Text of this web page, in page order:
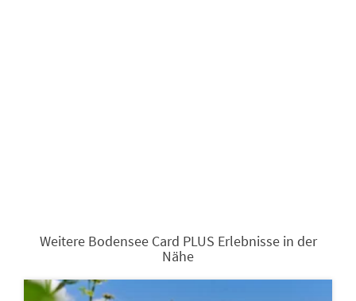
Weitere Bodensee Card PLUS Erlebnisse in der
Nähe